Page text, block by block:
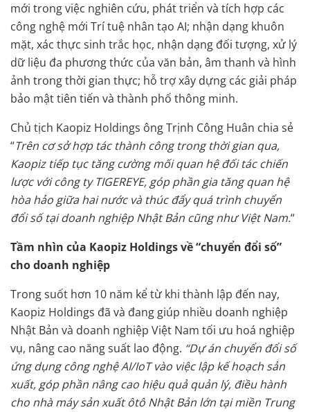
mới trong việc nghiên cứu, phát triển và tích hợp các
công nghệ mới Trí tuệ nhân tạo AI; nhận dạng khuôn
mặt, xác thực sinh trắc học, nhận dạng đối tượng, xử lý
dữ liệu đa phương thức của văn bản, âm thanh và hình
ảnh trong thời gian thực; hỗ trợ xây dựng các giải pháp
bảo mật tiên tiến và thành phố thông minh.
Chủ tịch Kaopiz Holdings ông Trịnh Công Huân chia sẻ
“Trên cơ sở hợp tác thành công trong thời gian qua,
Kaopiz tiếp tục tăng cường mối quan hệ đối tác chiến
lược với công ty TIGEREYE, góp phần gia tăng quan hệ
hòa hảo giữa hai nước và thúc đẩy quá trình chuyển
đổi số tại doanh nghiệp Nhật Bản cũng như Việt Nam.“
Tầm nhìn của Kaopiz Holdings về “chuyển đổi số”
cho doanh nghiệp
Trong suốt hơn 10 năm kể từ khi thành lập đến nay,
Kaopiz Holdings đã và đang giúp nhiều doanh nghiệp
Nhật Bản và doanh nghiệp Việt Nam tối ưu hoá nghiệp
vụ, nâng cao năng suất lao động. “Dự án chuyển đổi số
ứng dụng công nghệ AI/IoT vào việc lập kế hoạch sản
xuất, góp phần nâng cao hiệu quả quản lý, điều hành
cho nhà máy sản xuất ôtô Nhật Bản lớn tại miền Trung